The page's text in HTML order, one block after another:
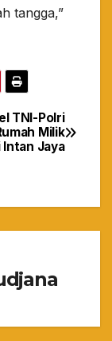
tangga,”
TNI-Polri
Milik
Intan Jaya